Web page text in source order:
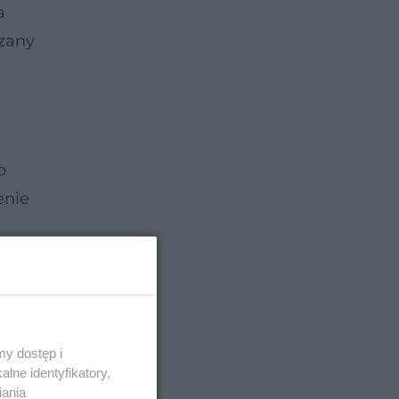
dostęp i
identyfikatory,